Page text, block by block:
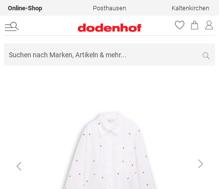
Online-Shop Posthausen Kaltenkirchen